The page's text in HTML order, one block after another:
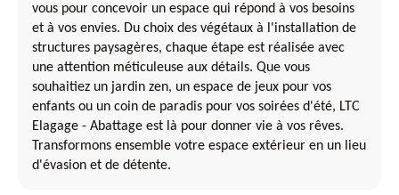
vous pour concevoir un espace qui répond à vos besoins
et à vos envies. Du choix des végétaux à l'installation de
structures paysagères, chaque étape est réalisée avec
une attention méticuleuse aux détails. Que vous
souhaitiez un jardin zen, un espace de jeux pour vos
enfants ou un coin de paradis pour vos soirées d'été, LTC
Elagage - Abattage est là pour donner vie à vos rêves.
Transformons ensemble votre espace extérieur en un lieu
d'évasion et de détente.